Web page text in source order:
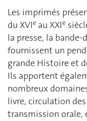
Les imprimés
du XVIe au XXIe
la presse, la bande-
fournissent un
grande Histoire et
Ils apportent
nombreux
livre, circulation
transmission orale,